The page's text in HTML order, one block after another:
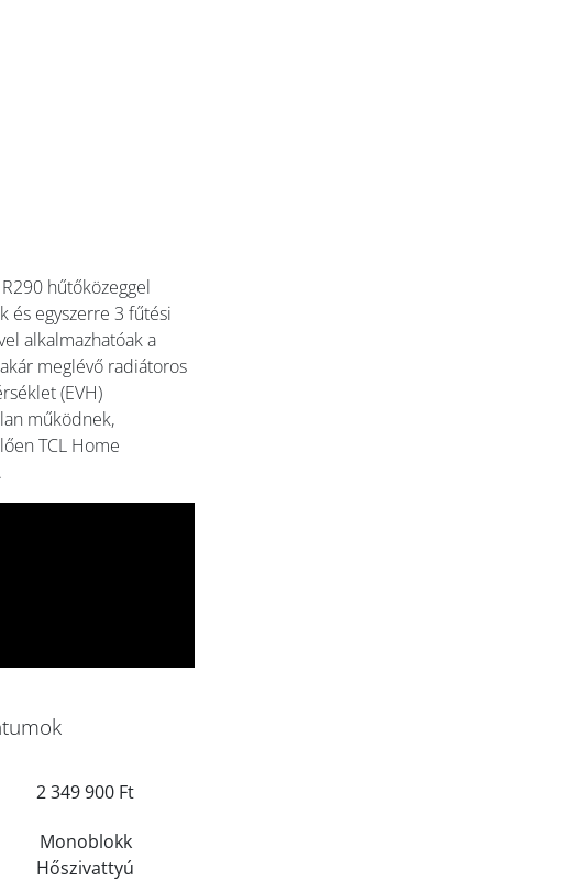
hűtőközeggel
és egyszerre 3 fűtési
alkalmazhatóak a
meglévő radiátoros
(EVH)
működnek,
TCL Home
2 349 900 Ft
Monoblokk
Hőszivattyú